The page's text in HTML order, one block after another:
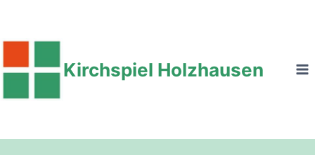
springen
Kirchspiel Holzhausen